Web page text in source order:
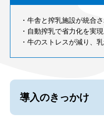
・牛舎と搾乳施設が統合
・自動搾乳で省力化を実現
・牛のストレスが減り、
導入のきっかけ